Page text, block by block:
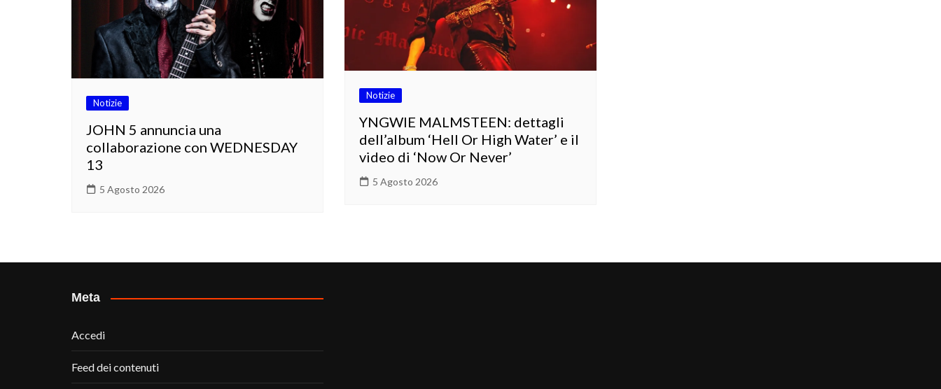
Notizie
JOHN 5 annuncia una
collaborazione con WEDNESDAY
13
5 Agosto 2026
Notizie
YNGWIE MALMSTEEN: dettagli
dell’album ‘Hell Or High Water’ e il
video di ‘Now Or Never’
5 Agosto 2026
Meta
Accedi
Feed dei contenuti